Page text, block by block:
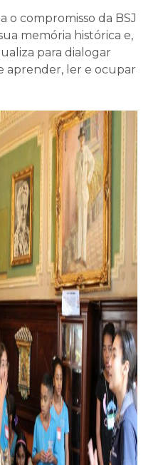
o compromisso da BSJ
memória histórica e,
para dialogar
aprender, ler e ocupar